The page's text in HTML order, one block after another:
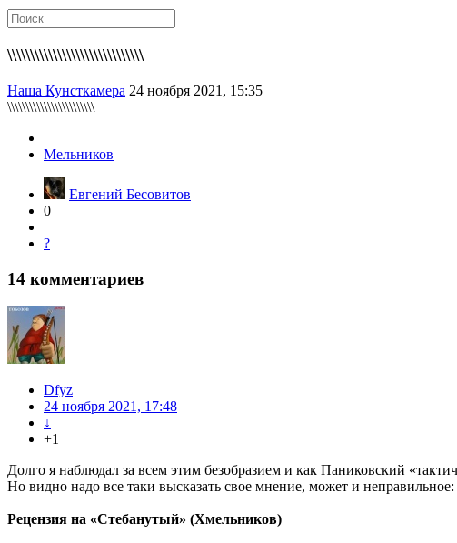
\\\\\\\\\\\\\\\\\\\\\\\\\\\\\\
Наша Кунсткамера 24 ноября 2021, 15:35
\\\\\\\\\\\\\\\\\\\\\\\\
Мельников
Евгений Бесовитов
0
?
14 комментариев
Dfyz
24 ноября 2021, 17:48
↓
+1
Долго я наблюдал за всем этим безобразием и как Паниковский
Но видно надо все таки высказать свое мнение, может и неправильное:
Рецензия на «Стебанутый» (Хмельников)